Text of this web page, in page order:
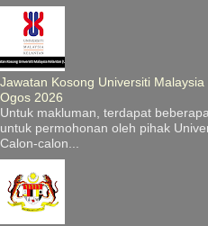
Jawatan Kosong Universiti
Ogos 2026
Untuk makluman, terdapat
untuk permohonan oleh pihak
Calon-calon...